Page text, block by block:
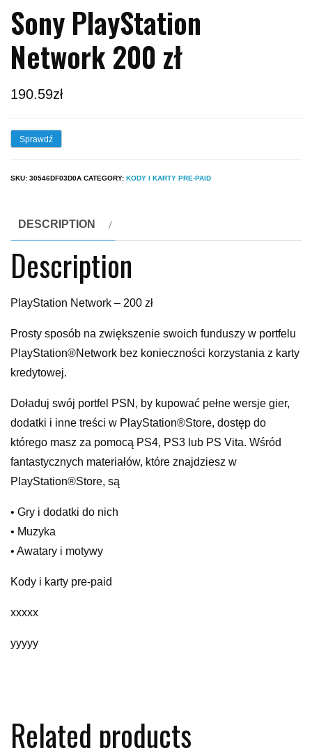
Sony PlayStation
Network 200 zł
190.59zł
Sprawdź
SKU: 30546DF03D0A CATEGORY: KODY I KARTY PRE-PAID
DESCRIPTION
Description
PlayStation Network – 200 zł
Prosty sposób na zwiększenie swoich funduszy w portfelu
PlayStation®Network bez konieczności korzystania z karty
kredytowej.
Doładuj swój portfel PSN, by kupować pełne wersje gier,
dodatki i inne treści w PlayStation®Store, dostęp do
którego masz za pomocą PS4, PS3 lub PS Vita. Wśród
fantastycznych materiałów, które znajdziesz w
PlayStation®Store, są
• Gry i dodatki do nich
• Muzyka
• Awatary i motywy
Kody i karty pre-paid
xxxxx
yyyyy
Related products